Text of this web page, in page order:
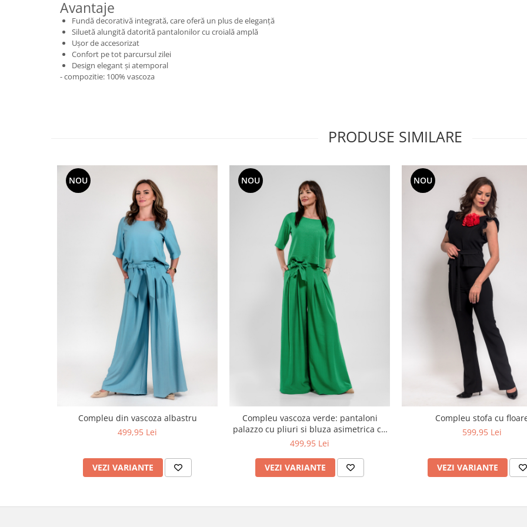
Avantaje
Fundă decorativă integrată, care oferă un plus de eleganță
Siluetă alungită datorită pantalonilor cu croială amplă
Ușor de accesorizat
Confort pe tot parcursul zilei
Design elegant și atemporal
- compozitie: 100% vascoza
PRODUSE SIMILARE
NOU
Compleu din vascoza albastru
499,95 Lei
VEZI VARIANTE
NOU
Compleu vascoza verde: pantaloni
palazzo cu pliuri si bluza asimetrica cu
nasturi la spate
499,95 Lei
VEZI VARIANTE
NOU
Compleu stofa cu
599,95 Lei
VEZI VARIANTE